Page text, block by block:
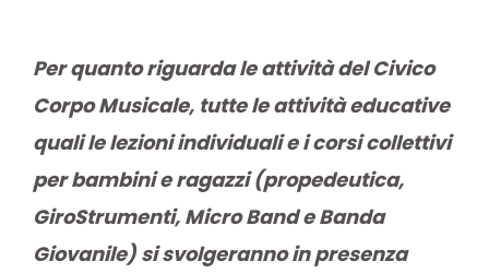
Per quanto riguarda le attività del Civico
Corpo Musicale, tutte le attività educative
quali le lezioni individuali e i corsi collettivi
per bambini e ragazzi (propedeutica,
GiroStrumenti, Micro Band e Banda
Giovanile) si svolgeranno in presenza